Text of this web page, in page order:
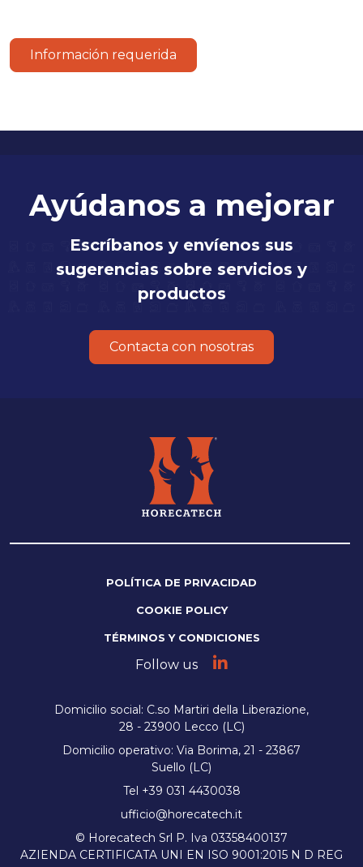
Información requerida
Ayúdanos a mejorar
Escríbanos y envíenos sus
sugerencias sobre servicios y
productos
Contacta con nosotras
POLÍTICA DE PRIVACIDAD
COOKIE POLICY
TÉRMINOS Y CONDICIONES
Follow us
Domicilio social: C.so Martiri della Liberazione,
28 - 23900 Lecco (LC)
Domicilio operativo: Via Borima, 21 - 23867
Suello (LC)
Tel +39 031 4430038
ufficio@horecatech.it
© Horecatech Srl P. Iva 03358400137
AZIENDA CERTIFICATA UNI EN ISO 9001:2015 N D REG